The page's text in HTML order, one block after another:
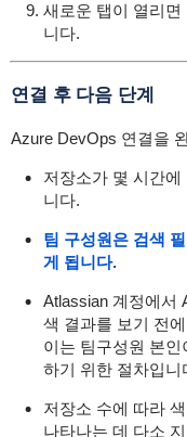
새로운 탭이 열리
니다.
연결 후 다음 단계
Azure DevOps 연결을
저장소가 몇 시간
니다.
팀 구성원은 검색
게 됩니다.
Atlassian 계정에서
색 결과를 보기 전
이는 팀구성원 본
하기 위한 절차입니
저장소 수에 따라
나타나는 데 다소